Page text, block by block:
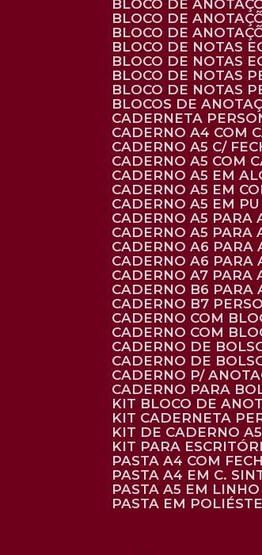
BLOCO DE
BLOCO DE
BLOCO DE
BLOCO DE NOTAS
BLOCO DE NOTAS
BLOCO DE NOTAS
BLOCO DE NOTAS
BLOCOS DE
CADERNETA
CADERNO A4 COM
CADERNO A5 C/
CADERNO A5 COM
CADERNO A5 EM
CADERNO A5 EM
CADERNO A5 EM
CADERNO A5
CADERNO A5
CADERNO A6 PARA
CADERNO A6
CADERNO A7 PARA
CADERNO B6
CADERNO B7
CADERNO COM
CADERNO COM
CADERNO DE
CADERNO DE
CADERNO P/
CADERNO PARA
KIT BLOCO DE
KIT CADERNETA
KIT DE CADERNO
KIT PARA
PASTA A4 COM
PASTA A4 EM C.
PASTA A5 EM
PASTA EM